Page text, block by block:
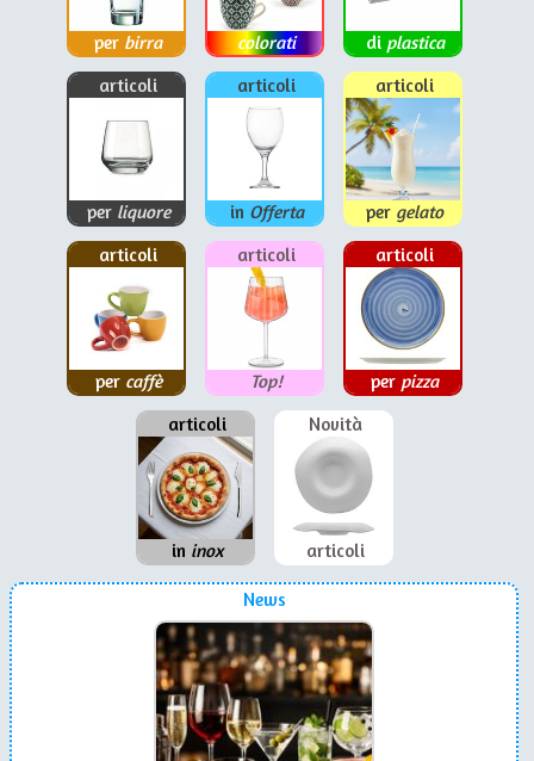
per birra colorati di plastica
articoli
per liquore
articoli
in Offerta
articoli
per gelato
articoli
per caffè
articoli
Top!
articoli
per pizza
articoli
in inox
Novità
articoli
News